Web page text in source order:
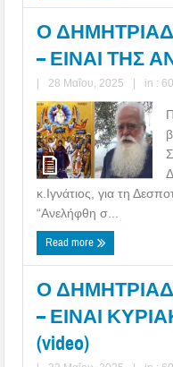
Ο
– ΕΙΝΑΙ ΤΗΣ
| 28 Μαΐου, 2025 | in :
κ.Ιγνάτιος, για τη
“Ανελήφθη σ...
Read more
Ο
– ΕΙΝΑΙ
(video)